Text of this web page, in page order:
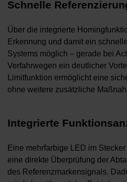
Schnelle
Über die integrierte
Erkennung und damit ein
Systems möglich – gerade bei
Verfahrwegen ein deutlicher
Limitfunktion ermöglicht eine
ohne weitere zusätzliche
Integrierte
Eine mehrfarbige LED im
eine direkte Überprüfung der
des Referenzmarkensignals.